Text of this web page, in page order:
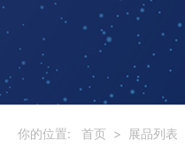
你的位置: 首页 > 展品列表